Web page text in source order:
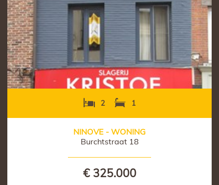
2 1
NINOVE - WONING
Burchtstraat 18
€ 325.000